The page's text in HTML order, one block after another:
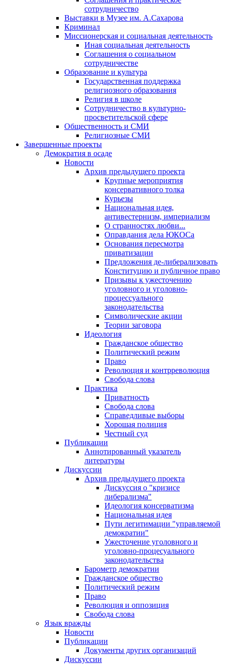
сотрудничество
Выставки в Музее им. А.Сахарова
Криминал
Миссионерская и социальная деятельность
Иная социальная деятельность
Соглашения о социальном
сотрудничестве
Образование и культура
Государственная поддержка
религиозного образования
Религия в школе
Сотрудничество в культурно-
просветительской сфере
Общественность и СМИ
Религиозные СМИ
Завершенные проекты
Демократия в осаде
Новости
Архив предыдущего проекта
Крупные мероприятия
консервативного толка
Курьезы
Национальная идея,
антивестернизм, империализм
О странностях любви...
Оправдания дела ЮКОСа
Основания пересмотра
приватизации
Предложения де-либерализовать
Конституцию и публичное право
Призывы к ужесточению
уголовного и уголовно-
процессуального
законодательства
Символические акции
Теории заговора
Идеология
Гражданское общество
Политический режим
Право
Революция и контрреволюция
Свобода слова
Практика
Приватность
Свобода слова
Справедливые выборы
Хорошая полиция
Честный суд
Публикации
Аннотированный указатель
литературы
Дискуссии
Архив предыдущего проекта
Дискуссия о "кризисе
либерализма"
Идеология консерватизма
Национальная идея
Пути легитимации "управляемой
демократии"
Ужесточение уголовного и
уголовно-процесуального
законодательства
Барометр демократии
Гражданское общество
Политический режим
Право
Революция и оппозиция
Свобода слова
Язык вражды
Новости
Публикации
Документы других организаций
Дискуссии